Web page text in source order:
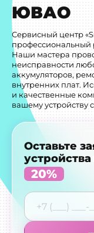
ЮВАО
Сервисный центр
Наши мастера
неисправности
аккумуляторов,
внутренних плат.
и качественные
вашему устройству
Оставьте
20%